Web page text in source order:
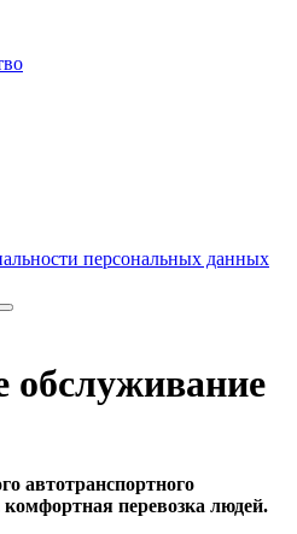
персональных данных
обслуживание
автотранспортного
комфортная перевозка людей.